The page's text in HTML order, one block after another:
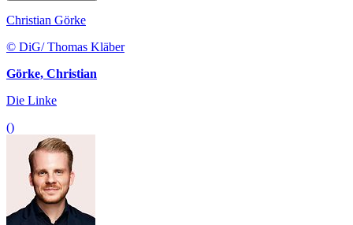
Christian Görke
© DiG/ Thomas Kläber
Görke, Christian
Die Linke
()